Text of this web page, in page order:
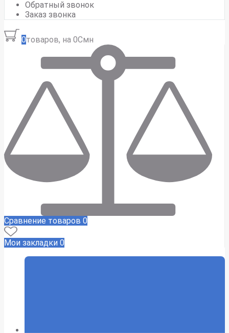
Обратный звонок
Заказ звонка
0товаров, на 0Смн
Сравнение товаров 0
Мои закладки 0